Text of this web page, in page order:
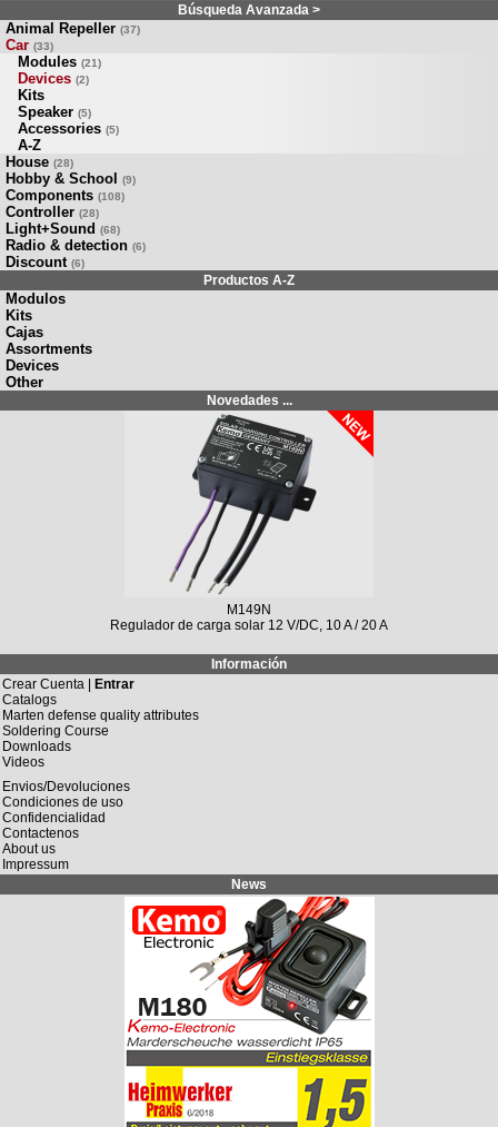
Búsqueda Avanzada >
Animal Repeller (37)
Car (33)
Modules (21)
Devices (2)
Kits
Speaker (5)
Accessories (5)
A-Z
House (28)
Hobby & School (9)
Components (108)
Controller (28)
Light+Sound (68)
Radio & detection (6)
Discount (6)
Productos A-Z
Modulos
Kits
Cajas
Assortments
Devices
Other
Novedades ...
M149N
Regulador de carga solar 12 V/DC, 10 A / 20 A
Información
Crear Cuenta | Entrar
Catalogs
Marten defense quality attributes
Soldering Course
Downloads
Videos
Envios/Devoluciones
Condiciones de uso
Confidencialidad
Contactenos
About us
Impressum
News